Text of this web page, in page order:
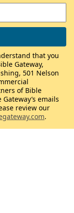
that you
Gateway,
501 Nelson
of Bible
emails
review our
.